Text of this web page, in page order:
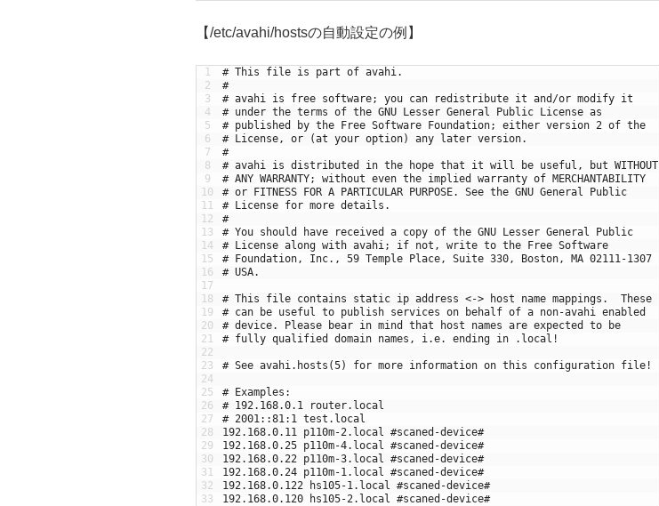
【/etc/avahi/hostsの自動設定の例】
1
2
3
4
5
6
7
8
9
10
11
12
13
14
15
16
17
18
19
20
21
22
23
24
25
26
27
28
29
30
31
32
33
# This file is part of avahi.
#
# avahi is free software; you can redistribute it and/or modify it
# under the terms of the GNU Lesser General Public License as
# published by the Free Software Foundation; either version 2 of the
# License, or (at your option) any later version.
#
# avahi is distributed in the hope that it will be useful, but WITHOUT
# ANY WARRANTY; without even the implied warranty of MERCHANTABILITY
# or FITNESS FOR A PARTICULAR PURPOSE. See the GNU General Public
# License for more details.
#
# You should have received a copy of the GNU Lesser General Public
# License along with avahi; if not, write to the Free Software
# Foundation, Inc., 59 Temple Place, Suite 330, Boston, MA 02111-1307
# USA.
# This file contains static ip address <-> host name mappings.  These
# can be useful to publish services on behalf of a non-avahi enabled
# device. Please bear in mind that host names are expected to be
# fully qualified domain names, i.e. ending in .local!
# See avahi.hosts(5) for more information on this configuration file!
# Examples:
# 192.168.0.1 router.local
# 2001::81:1 test.local
192.168.0.11
p110m-2.local
#scaned-device#
192.168.0.25 p110m-4.local
#scaned-device#
192.168.0.22
p110m-3.local
#scaned-device#
192.168.0.24 p110m-1.local
#scaned-device#
192.168.0.122
hs105-1.local
#scaned-device#
192.168.0.120
hs105-2.local #scaned-device#